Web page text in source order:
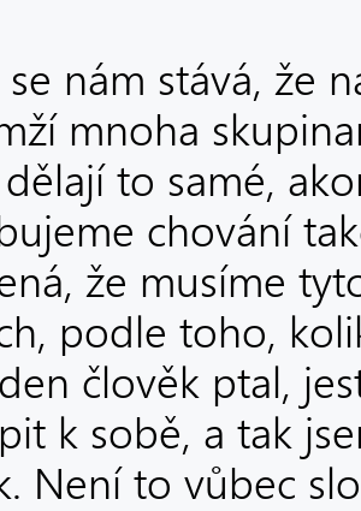
se nám stává, že
mnoha
to samé,
chování
že musíme
podle toho,
člověk ptal,
k sobě, a tak
Není to vůbec